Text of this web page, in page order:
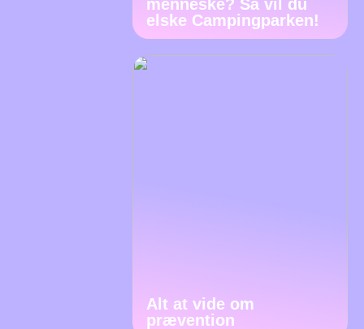
menneske? Så vil du
elske Campingparken!
Alt at vide om
prævention